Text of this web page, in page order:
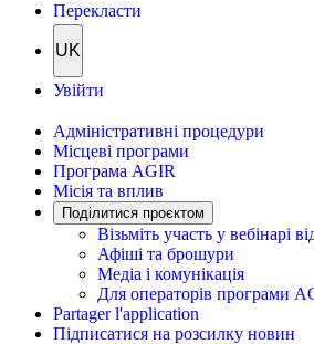
Перекласти
UK
Увійти
Адміністративні процедури
Місцеві програми
Програма AGIR
Місія та вплив
Поділитися проєктом
Візьміть участь у вебінарі
Афіші та брошури
Медіа і комунікація
Для операторів програми
Partager l'application
Підписатися на розсилку новин